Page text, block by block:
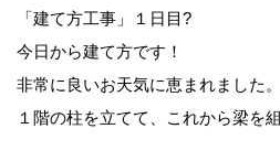
「建て方工事」１日目?
今日から建て方です！
非常に良いお天気に恵まれました。
１階の柱を立てて、これから梁を